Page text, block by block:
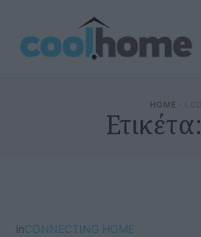
HOME ·
Ετικέτα:
inCONNECTING HOME